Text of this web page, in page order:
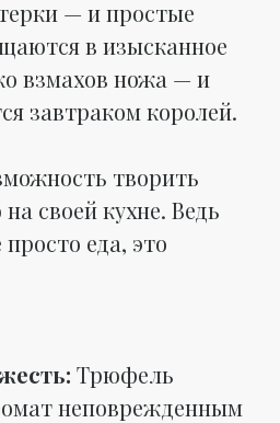
— и простые
в изысканное
взмахов ножа — и
завтраком королей.
творить
своей кухне. Ведь
еда, это
Трюфель
неповрежденным